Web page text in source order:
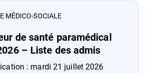
des actes
MÉDICO-SOCIALE
de santé paramédical
– Liste des admis
: mardi 21 juillet 2026